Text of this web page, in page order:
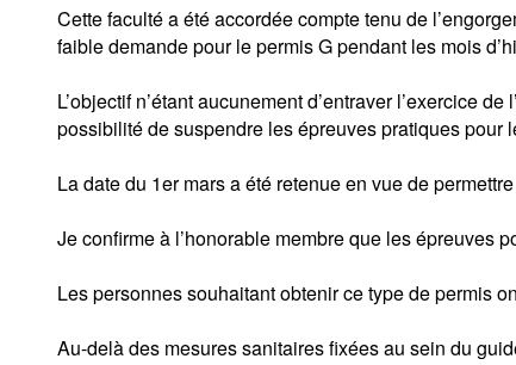
Cette faculté a été accordée compte tenu de
faible demande pour le permis G pendant les mois
L’objectif n’étant aucunement d’entraver l’exercice
possibilité de suspendre les épreuves pratiques pour
La date du 1er mars a été retenue en vue de
Je confirme à l’honorable membre que les épreuves
Les personnes souhaitant obtenir ce type de permis
Au-delà des mesures sanitaires fixées au sein du